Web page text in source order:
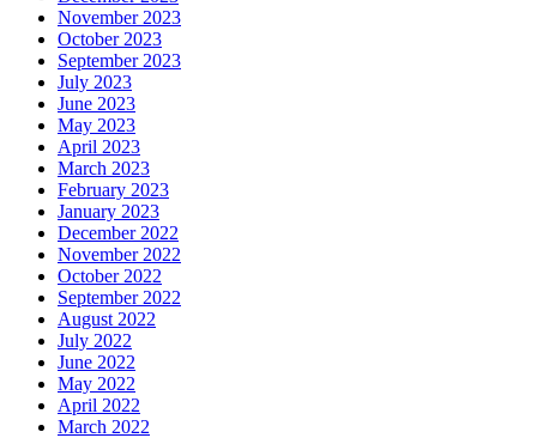
November 2023
October 2023
September 2023
July 2023
June 2023
May 2023
April 2023
March 2023
February 2023
January 2023
December 2022
November 2022
October 2022
September 2022
August 2022
July 2022
June 2022
May 2022
April 2022
March 2022